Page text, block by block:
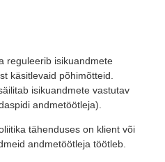
reguleerib isikuandmete
käsitlevaid põhimõtteid.
isikuandmete vastutav
andmetöötleja).
tähenduses on klient või
andmetöötleja töötleb.